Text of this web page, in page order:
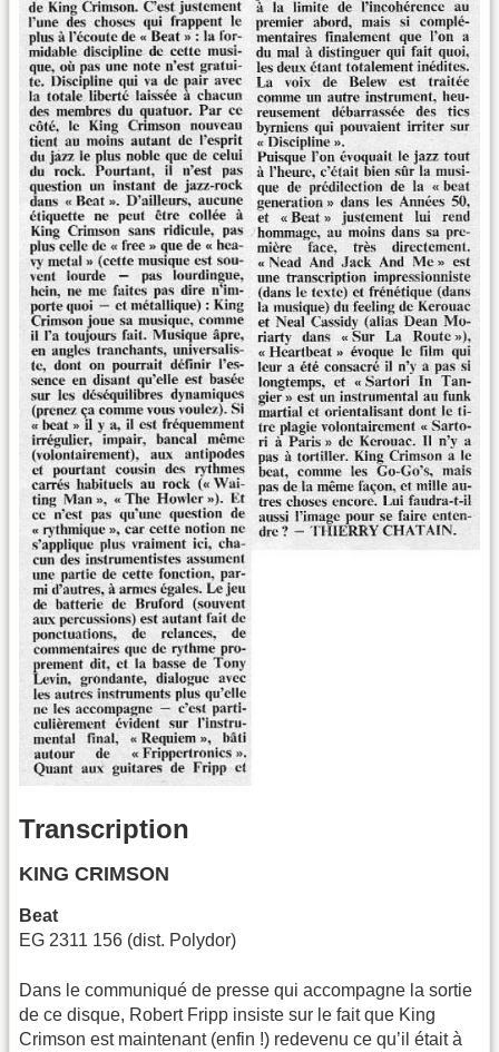
Transcription
KING CRIMSON
Beat
EG 2311 156 (dist. Polydor)
Dans le communiqué de presse qui accompagne la sortie
de ce disque, Robert Fripp insiste sur le fait que King
Crimson est maintenant (enfin !) redevenu ce qu’il était à